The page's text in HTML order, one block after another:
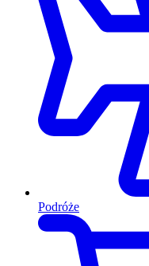
Podróże